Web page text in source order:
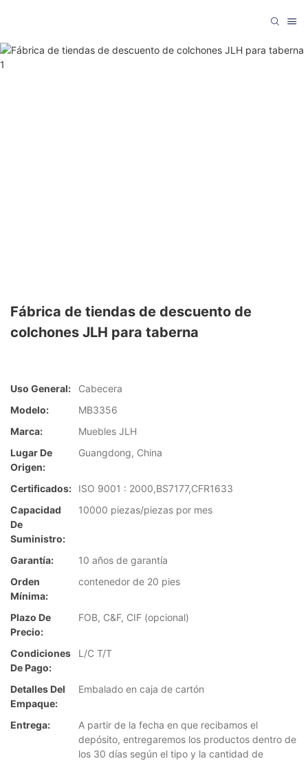
Fábrica de tiendas de descuento de
colchones JLH para taberna
Uso General:
Cabecera
Modelo:
MB3356
Marca:
Muebles JLH
Lugar De
Origen:
Guangdong, China
Certificados:
ISO 9001 : 2000,BS7177,CFR1633
Capacidad
De
Suministro:
10000 piezas/piezas por mes
Garantía:
10 años de garantía
Orden
Mínima:
contenedor de 20 pies
Plazo De
Precio:
FOB, C&F, CIF (opcional)
Condiciones
De Pago:
L/C T/T
Detalles Del
Empaque:
Embalado en caja de cartón
Entrega:
A partir de la fecha en que recibamos el
depósito, entregaremos los productos dentro de
los 30 días según el tipo y la cantidad de